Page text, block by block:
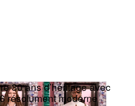
30 ans d’héritage avec
résolument moderne